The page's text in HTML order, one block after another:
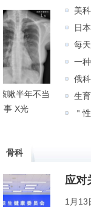
嗽半年不当
事 X光
美
日
每
一
俄
生
＂
骨科
应对
1月13